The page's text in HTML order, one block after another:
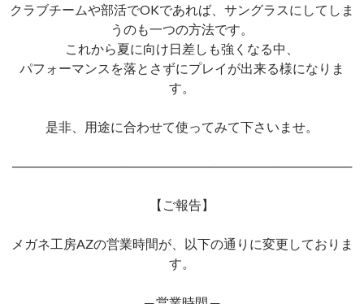
クラブチームや部活でOKであれば、サングラスにしてしま
うのも一つの方法です。
これから夏に向け日差しも強くなる中、
パフォーマンスを落とさずにプレイが出来る様になりま
す。
是非、用途に合わせて使ってみて下さいませ。
──────────────────────────────────────
【ご報告】
メガネ工房AZの営業時間が、以下の通りに変更しておりま
す。